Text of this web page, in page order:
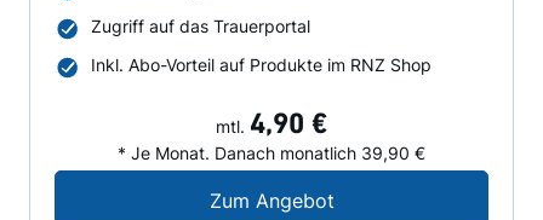
Zugriff auf das Trauerportal
Inkl. Abo-Vorteil auf Produkte im RNZ Shop
mtl. 4,90 €
* Je Monat. Danach monatlich 39,90 €
Zum AngebotDigital-Angebot für